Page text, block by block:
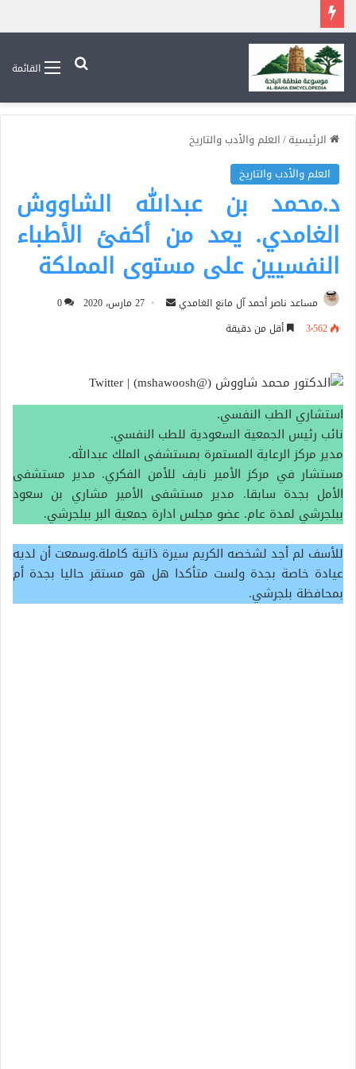
القائمةبحث عن
الرئيسية/العلم والأدب والتاريخ
العلم والأدب والتاريخ
د.محمد بن عبدالله الشاووش
الغامدي. يعد من أكفئ الأطباء
النفسيين على مستوى المملكة
مساعد ناصر أحمد آل مانع الغامدي
أرسل 27 مارس، 2020
0
3٬562
أقل من دقيقة
استشاري الطب النفسي.
نائب رئيس الجمعية السعودية للطب النفسي.
مدير مركز الرعاية المستمرة بمستشفى الملك عبدالله.
مستشار في مركز الأمير نايف للأمن الفكري. مدير مستشفى
الأمل بجدة سابقا. مدير مستشفى الأمير مشاري بن سعود
ببلجرشي لمدة عام. عضو مجلس ادارة جمعية البر ببلجرشي.
للأسف لم أجد لشخصه الكريم سيرة ذاتية كاملة.وسمعت أن لديه
عيادة خاصة بجدة ولست متأكدا هل هو مستقر حاليا بجدة أم
بمحافظة بلجرشي.